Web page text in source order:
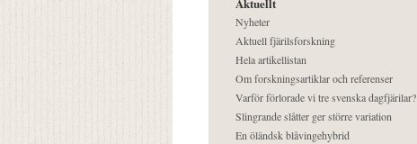
Aktuellt
Nyheter
Aktuell fjärilsforskning
Hela artikellistan
Om forskningsartiklar och referenser
Varför förlorade vi tre svenska dagfjärilar?
Slingrande slåtter ger större variation
En öländsk blåvingehybrid